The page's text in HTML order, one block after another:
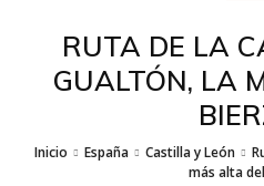
RUTA DE LA
GUALTÓN, LA
Inicio España Castilla y León
más alta